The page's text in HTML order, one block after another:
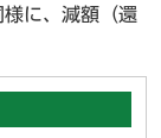
に、減額（還